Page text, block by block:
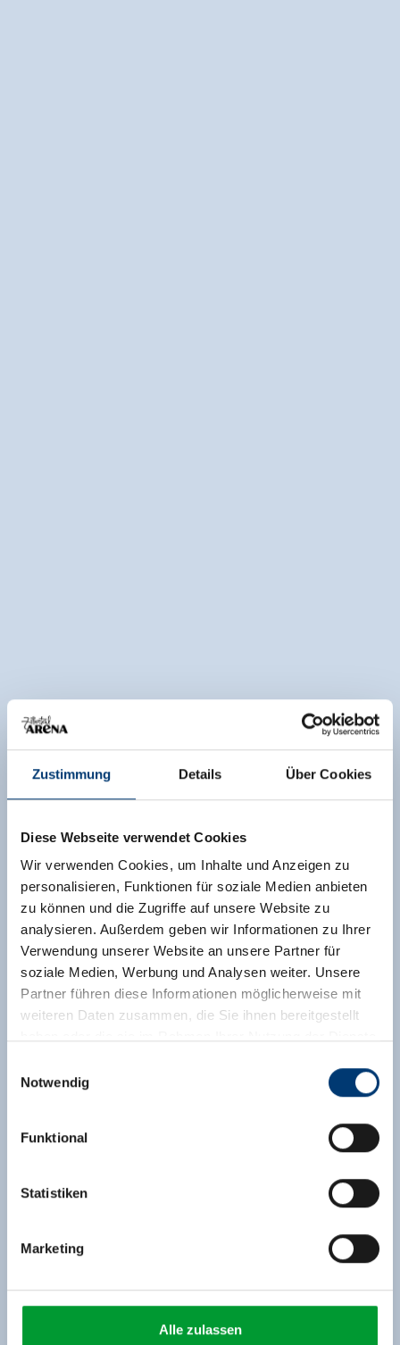
Zustimmung Details Über Cookies
Diese Webseite verwendet Cookies
Wir verwenden Cookies, um Inhalte und Anzeigen zu
personalisieren, Funktionen für soziale Medien anbieten
zu können und die Zugriffe auf unsere Website zu
analysieren. Außerdem geben wir Informationen zu Ihrer
Verwendung unserer Website an unsere Partner für
soziale Medien, Werbung und Analysen weiter. Unsere
Partner führen diese Informationen möglicherweise mit
weiteren Daten zusammen, die Sie ihnen bereitgestellt
Rohr 23// A-6280 Zell am Ziller
www.zillertalarena.com
Notwendig
Funktional
Statistiken
Marketing
Alle zulassen